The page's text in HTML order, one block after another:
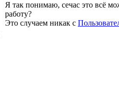
Я так понимаю, сечас это всё
работу?
Это случаем никак с